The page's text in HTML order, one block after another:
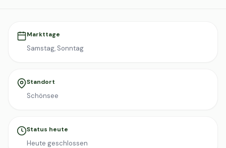
Markttage
Samstag, Sonntag
Standort
Schönsee
Status heute
Heute geschlossen